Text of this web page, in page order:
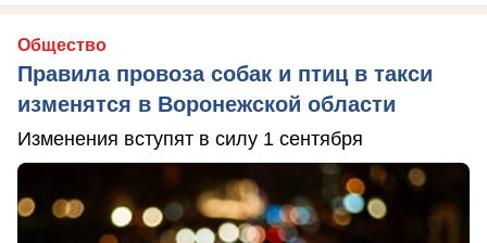
Общество
Правила провоза собак и птиц в такси
изменятся в Воронежской области
Изменения вступят в силу 1 сентября